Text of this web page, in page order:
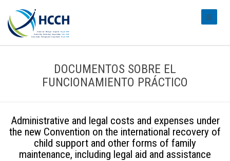
DOCUMENTOS SOBRE EL
FUNCIONAMIENTO PRÁCTICO
Administrative and legal costs and expenses under
the new Convention on the international recovery of
child support and other forms of family
maintenance, including legal aid and assistance